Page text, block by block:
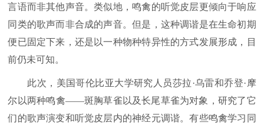
言语而非其他声音。类似地，鸣禽的听觉皮层更倾向于响应
同类的歌声而非合成的声音。但是，这种调谐是在生命初期
便已固定下来，还是以一种物种特异性的方式发展形成，目
前仍未可知。
此次，美国哥伦比亚大学研究人员莎拉·乌雷和乔登·摩
尔以两种鸣禽——斑胸草雀以及长尾草雀为对象，研究了它
们的歌声演变和听觉皮层内的神经元调谐。有些鸣禽学习同